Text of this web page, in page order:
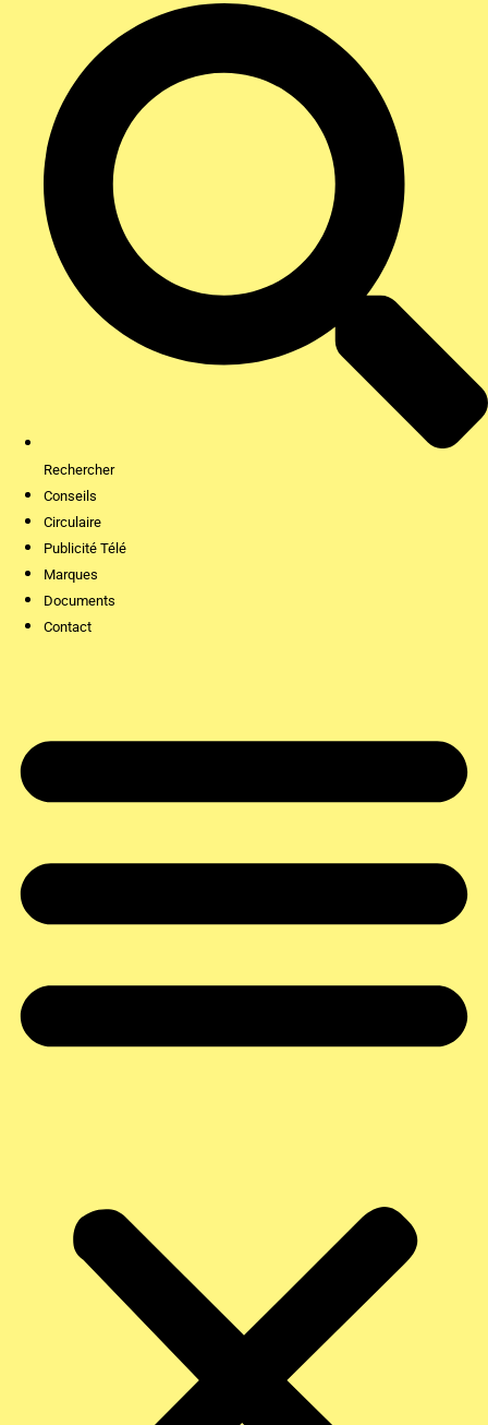
Rechercher
Conseils
Circulaire
Publicité Télé
Marques
Documents
Contact